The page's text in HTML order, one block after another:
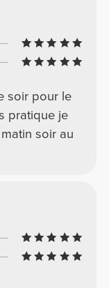
soir pour le
pratique je
soir au